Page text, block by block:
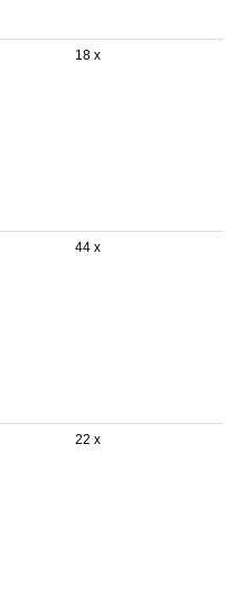
18 x
44 x
22 x